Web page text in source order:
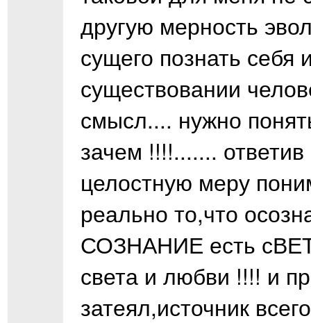
другую мерность
сущего познать себя
существовании
смысл.... нужно
зачем !!!!.......
целостную меру
реально то,что
СОЗНАНИЕ есть
света и любви !!!! и
затеял,источник